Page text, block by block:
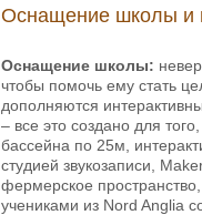
Оснащение школы и
Оснащение школы:
чтобы помочь ему стать
дополняются
– все это создано для
бассейна по 25м,
студией звукозаписи,
фермерское
учениками из Nord Anglia